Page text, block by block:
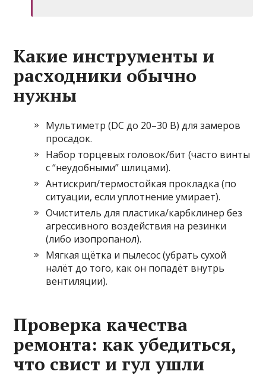
Какие инструменты и
расходники обычно
нужны
Мультиметр (DC до 20–30 В) для замеров
просадок.
Набор торцевых головок/бит (часто винты
с “неудобными” шлицами).
Антискрип/термостойкая прокладка (по
ситуации, если уплотнение умирает).
Очиститель для пластика/карбклинер без
агрессивного воздействия на резинки
(либо изопропанол).
Мягкая щётка и пылесос (убрать сухой
налёт до того, как он попадёт внутрь
вентиляции).
Проверка качества
ремонта: как убедиться,
что свист и гул ушли